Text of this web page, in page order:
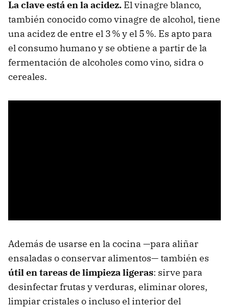
La clave está en la acidez. El vinagre blanco,
también conocido como vinagre de alcohol, tiene
una acidez de entre el 3 % y el 5 %. Es apto para
el consumo humano y se obtiene a partir de la
fermentación de alcoholes como vino, sidra o
cereales.
Además de usarse en la cocina —para aliñar
ensaladas o conservar alimentos— también es
útil en tareas de limpieza ligeras: sirve para
desinfectar frutas y verduras, eliminar olores,
limpiar cristales o incluso el interior del